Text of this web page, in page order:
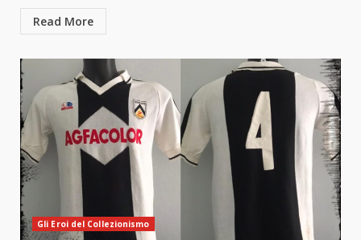
Read More
Gli Eroi del Collezionismo